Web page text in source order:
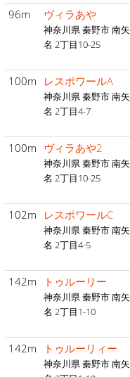
96m ヴィラあや
神奈川県 秦野市 南矢
名 2丁目10-25
100m レスポワールA
神奈川県 秦野市 南矢
名 2丁目4-7
100m ヴィラあや2
神奈川県 秦野市 南矢
名 2丁目10-25
102m レスポワールC
神奈川県 秦野市 南矢
名 2丁目4-5
142m トゥルーリー
神奈川県 秦野市 南矢
名 2丁目1-10
142m トゥルーリィー
神奈川県 秦野市 南矢